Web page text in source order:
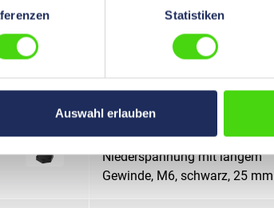
Statistiken
Auswahl erlauben
Gewinde, M6, schwarz, 16 mm
HP-ECO Iso Isolatoren für
Gewinde, M6, schwarz, 20 mm
HP-ECO Iso Isolatoren für
Niederspannung mit langem
Gewinde, M6, schwarz, 25 mm